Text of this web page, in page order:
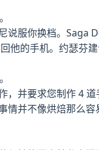
说服你换档。Saga
他的手机。约瑟芬
并要求您制作 4 道
并不像烘焙那么容